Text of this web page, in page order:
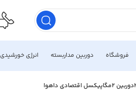
فروشگاه دوربین مداربسته انرژی خورشیدی